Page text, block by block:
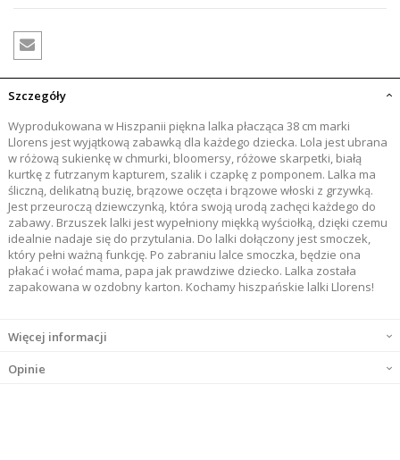
Szczegóły
Wyprodukowana w Hiszpanii piękna lalka płacząca 38 cm marki
Llorens jest wyjątkową zabawką dla każdego dziecka. Lola jest ubrana
w różową sukienkę w chmurki, bloomersy, różowe skarpetki, białą
kurtkę z futrzanym kapturem, szalik i czapkę z pomponem. Lalka ma
śliczną, delikatną buzię, brązowe oczęta i brązowe włoski z grzywką.
Jest przeuroczą dziewczynką, która swoją urodą zachęci każdego do
zabawy. Brzuszek lalki jest wypełniony miękką wyściołką, dzięki czemu
idealnie nadaje się do przytulania. Do lalki dołączony jest smoczek,
który pełni ważną funkcję. Po zabraniu lalce smoczka, będzie ona
płakać i wołać mama, papa jak prawdziwe dziecko. Lalka została
zapakowana w ozdobny karton. Kochamy hiszpańskie lalki Llorens!
Więcej informacji
Opinie